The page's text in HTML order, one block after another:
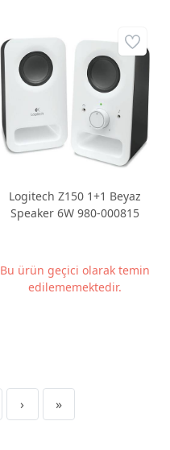
Logitech Z150 1+1 Beyaz
Speaker 6W 980-000815
Bu ürün geçici olarak temin
edilememektedir.
› »